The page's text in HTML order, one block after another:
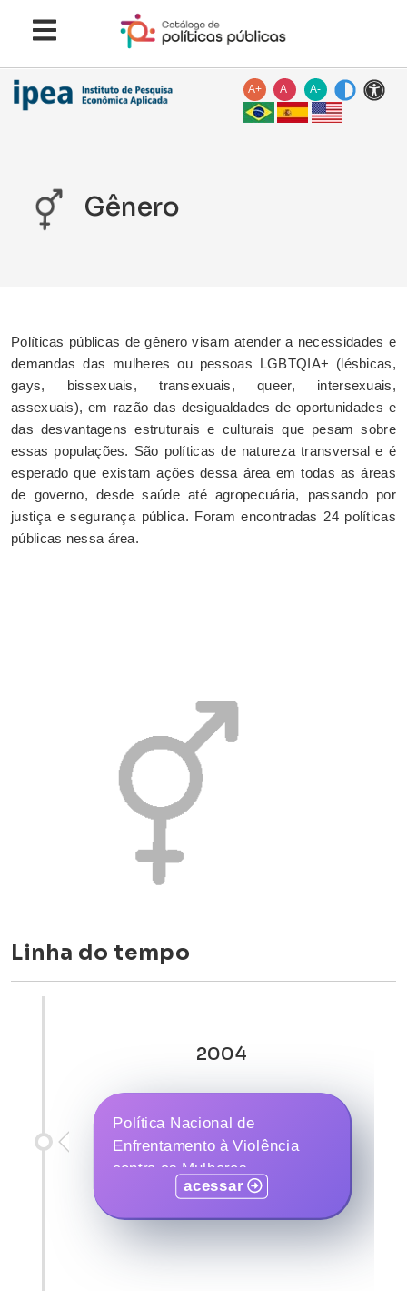
A+ A A-
Gênero
Políticas públicas de gênero visam atender a necessidades e
demandas das mulheres ou pessoas LGBTQIA+ (lésbicas,
gays, bissexuais, transexuais, queer, intersexuais,
assexuais), em razão das desigualdades de oportunidades e
das desvantagens estruturais e culturais que pesam sobre
essas populações. São políticas de natureza transversal e é
esperado que existam ações dessa área em todas as áreas
de governo, desde saúde até agropecuária, passando por
justiça e segurança pública. Foram encontradas 24 políticas
públicas nessa área.
Linha do tempo
Política Nacional de
Enfrentamento à Violência
contra as Mulheres
acessar
2004